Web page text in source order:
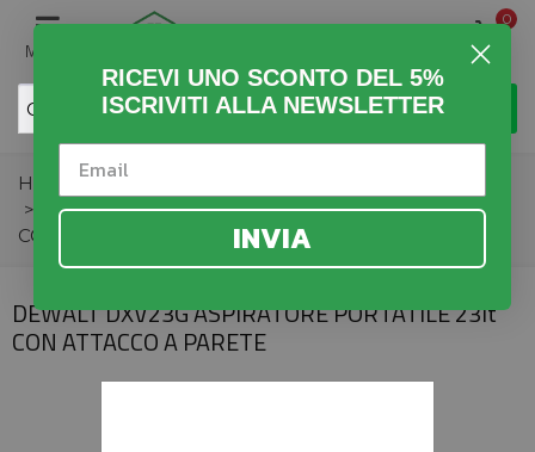
MENU
0
Home > Fai da Te
>
DEWALT DXV23G ASPIRATORE PORTATILE 23lt
CON ATTACCO A PARETE
DEWALT DXV23G ASPIRATORE PORTATILE 23lt
CON ATTACCO A PARETE
RICEVI UNO SCONTO DEL 5%
ISCRIVITI ALLA NEWSLETTER
INVIA